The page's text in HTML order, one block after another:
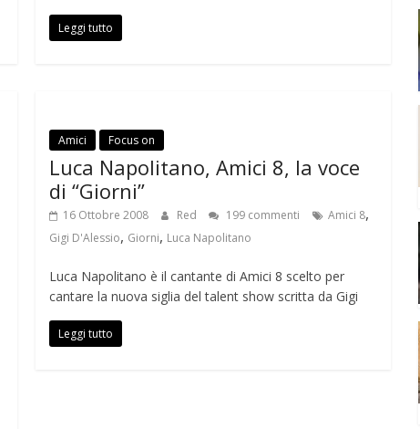
Leggi tutto
Amici Focus on
Luca Napolitano, Amici 8, la voce
di “Giorni”
16 Ottobre 2008 Red 199 commenti Amici 8,
Gigi D'Alessio, Giorni, Luca Napolitano
Luca Napolitano è il cantante di Amici 8 scelto per
cantare la nuova siglia del talent show scritta da Gigi
Leggi tutto